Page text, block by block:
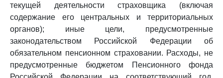
текущей деятельности страховщика (включая
содержание его центральных и территориальных
органов); иные цели, предусмотренные
законодательством Российской Федерации об
обязательном пенсионном страховании. Расходы, не
предусмотренные бюджетом Пенсионного фонда